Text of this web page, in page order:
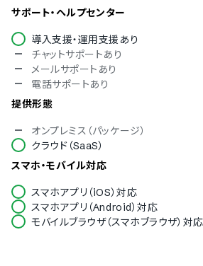
サポート・ヘルプセンター
導入支援・運用支援あり
チャットサポートあり
メールサポートあり
電話サポートあり
提供形態
オンプレミス（パッケージ）
クラウド（SaaS）
スマホ・モバイル対応
スマホアプリ（iOS）対応
スマホアプリ（Android）対応
モバイルブラウザ（スマホブラウザ）対応